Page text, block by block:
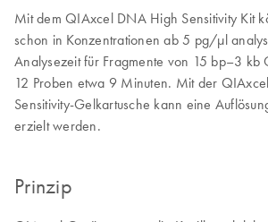
Mit dem QIAxcel DNA High Sensitivity Kit
schon in Konzentrationen ab 5 pg/μl
Analysezeit für Fragmente von 15 bp–3 kb
12 Proben etwa 9 Minuten. Mit der
Sensitivity-Gelkartusche kann eine
erzielt werden.
Prinzip